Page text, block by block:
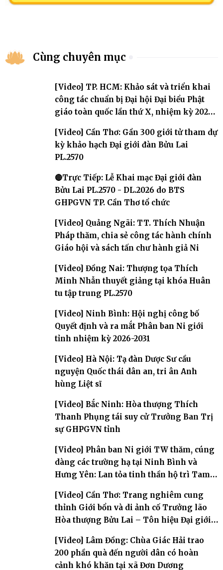
Cùng chuyên mục
[Video] TP. HCM: Khảo sát và triển khai
công tác chuẩn bị Đại hội Đại biểu Phật
giáo toàn quốc lần thứ X, nhiệm kỳ 2026-
[Video] Cần Thơ: Gần 300 giới tử tham dự
kỳ khảo hạch Đại giới đàn Bửu Lai
PL.2570
🔴Trực Tiếp: Lễ Khai mạc Đại giới đàn
Bửu Lai PL.2570 - DL.2026 do BTS
GHPGVN TP. Cần Thơ tổ chức
[Video] Quảng Ngãi: TT. Thích Nhuận
Pháp thăm, chia sẻ công tác hành chính
Giáo hội và sách tấn chư hành giả Ni
[Video] Đồng Nai: Thượng tọa Thích
Minh Nhẫn thuyết giảng tại khóa Huân
tu tập trung PL.2570
[Video] Ninh Bình: Hội nghị công bố
Quyết định và ra mắt Phân ban Ni giới
tỉnh nhiệm kỳ 2026-2031
[Video] Hà Nội: Tạ đàn Dược Sư cầu
nguyện Quốc thái dân an, tri ân Anh
hùng Liệt sĩ
[Video] Bắc Ninh: Hòa thượng Thích
Thanh Phụng tái suy cử Trưởng Ban Trị
sự GHPGVN tỉnh
[Video] Phân ban Ni giới TW thăm, cúng
dàng các trường hạ tại Ninh Bình và
Hưng Yên: Lan tỏa tinh thần hộ trì Tam
[Video] Cần Thơ: Trang nghiêm cung
thỉnh Giới bổn và di ảnh cố Trưởng lão
Hòa thượng Bửu Lai – Tôn hiệu Đại giới
[Video] Lâm Đồng: Chùa Giác Hải trao
200 phần quà đến người dân có hoàn
cảnh khó khăn tại xã Đơn Dương